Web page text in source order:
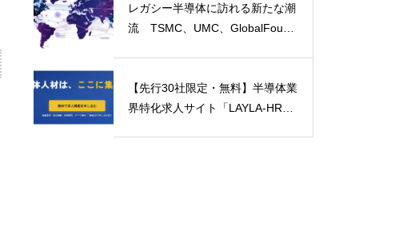
レガシー半導体に訪れる新たな潮
流 TSMC、UMC、GlobalFound
【先行30社限定・無料】半導体業
界特化求人サイト「LAYLA-HR」